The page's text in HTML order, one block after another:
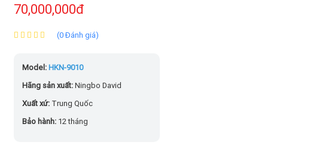
70,000,000đ
(0 Đánh giá)
Model:HKN-9010
Hãng sản xuất:Ningbo David
Xuất xứ: Trung Quốc
Bảo hành: 12 tháng